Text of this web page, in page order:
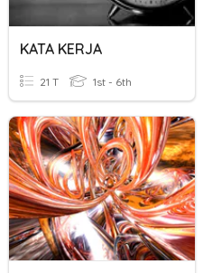
KATA KERJA
21 T 1st - 6th